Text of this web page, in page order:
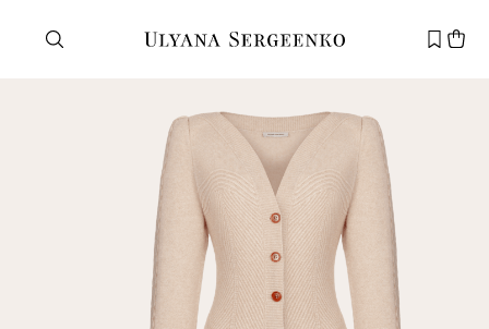
Нужна помощь?
Служба поддержки+7 495 105 70 25
support@ulyanasergeenko.com
Пн—Пт 11—19
Новый